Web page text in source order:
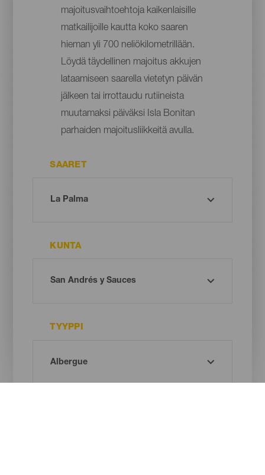
majoitusvaihtoehtoja kaikenlaisille
matkailijoille kautta koko saaren
hieman yli 700 neliökilometrillään.
Löydä täydellinen majoitus akkujen
lataamiseen saarella vietetyn päivän
jälkeen tai irrottaudu rutiineista
muutamaksi päiväksi Isla Bonitan
parhaiden majoitusliikkeitä avulla.
SAARET
KUNTA
TYYPPI